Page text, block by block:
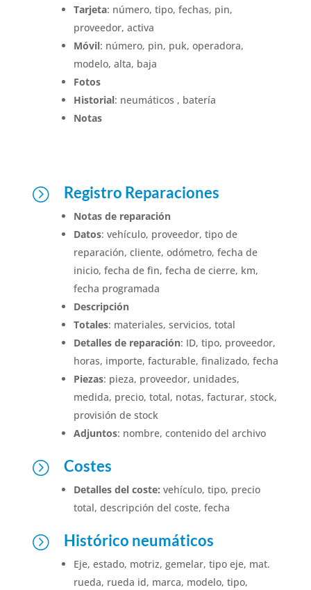
Tarjeta: número, tipo, fechas, pin,
proveedor, activa
Móvil: número, pin, puk, operadora,
modelo, alta, baja
Fotos
Historial: neumáticos , batería
Notas
= Registro Reparaciones
Notas de reparación
Datos: vehículo, proveedor, tipo de
reparación, cliente, odómetro, fecha de
inicio, fecha de fin, fecha de cierre, km,
fecha programada
Descripción
Totales: materiales, servicios, total
Detalles de reparación: ID, tipo, proveedor,
horas, importe, facturable, finalizado, fecha
Piezas: pieza, proveedor, unidades,
medida, precio, total, notas, facturar, stock,
provisión de stock
Adjuntos: nombre, contenido del archivo
= Costes
Detalles del coste: vehículo, tipo, precio
total, descripción del coste, fecha
= Histórico neumáticos
Eje, estado, motriz, gemelar, tipo eje, mat.
rueda, rueda id, marca, modelo, tipo,